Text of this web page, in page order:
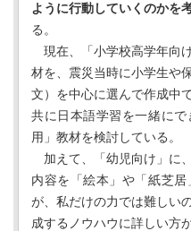
ように行動していくのかを
る。
現在、「小学校高学年向
材を、震災当時に小学生や
文）を中心に選んで作成中
共に日本語学習を一緒に
用」教材を検討している。
加えて、「幼児向け」に
内容を「絵本」や「紙芝
が、私だけの力では難しい
成するノウハウに詳しい方